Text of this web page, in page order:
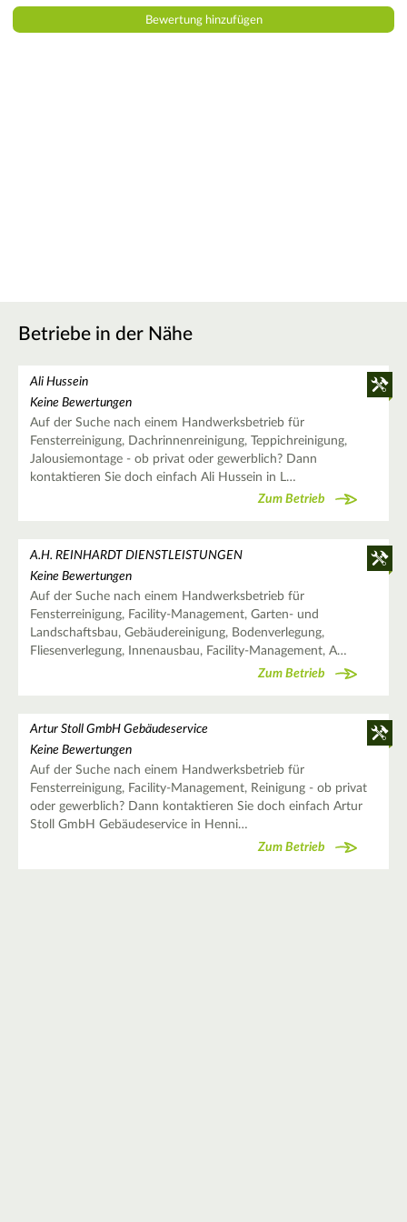
Betriebe in der Nähe
Ali Hussein
Keine Bewertungen
Auf der Suche nach einem Handwerksbetrieb für
Fensterreinigung, Dachrinnenreinigung, Teppichreinigung,
Jalousiemontage - ob privat oder gewerblich? Dann
kontaktieren Sie doch einfach Ali Hussein in L…
Zum Betrieb
A.H. REINHARDT DIENSTLEISTUNGEN
Keine Bewertungen
Auf der Suche nach einem Handwerksbetrieb für
Fensterreinigung, Facility-Management, Garten- und
Landschaftsbau, Gebäudereinigung, Bodenverlegung,
Fliesenverlegung, Innenausbau, Facility-Management, A…
Zum Betrieb
Artur Stoll GmbH Gebäudeservice
Keine Bewertungen
Auf der Suche nach einem Handwerksbetrieb für
Fensterreinigung, Facility-Management, Reinigung - ob privat
oder gewerblich? Dann kontaktieren Sie doch einfach Artur
Stoll GmbH Gebäudeservice in Henni…
Zum Betrieb